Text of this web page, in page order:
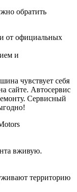
обратить
от официальных
и
чувствует себя
сайте. Автосервис
Сервисный
вживую.
территорию